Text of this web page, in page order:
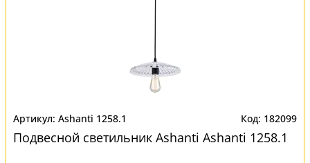
Ashanti 1258.1 182099
Подвесной светильник Ashanti Ashanti 1258.1